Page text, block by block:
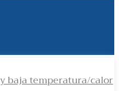
baja temperatura/calor